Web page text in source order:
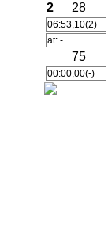
2 28
06:53,10(2)
at: -
75
00:00,00(-)